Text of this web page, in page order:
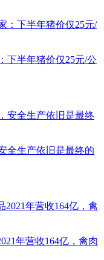
下半年猪价仅25元/公
全生产依旧是最终的
年营收164亿，禽肉